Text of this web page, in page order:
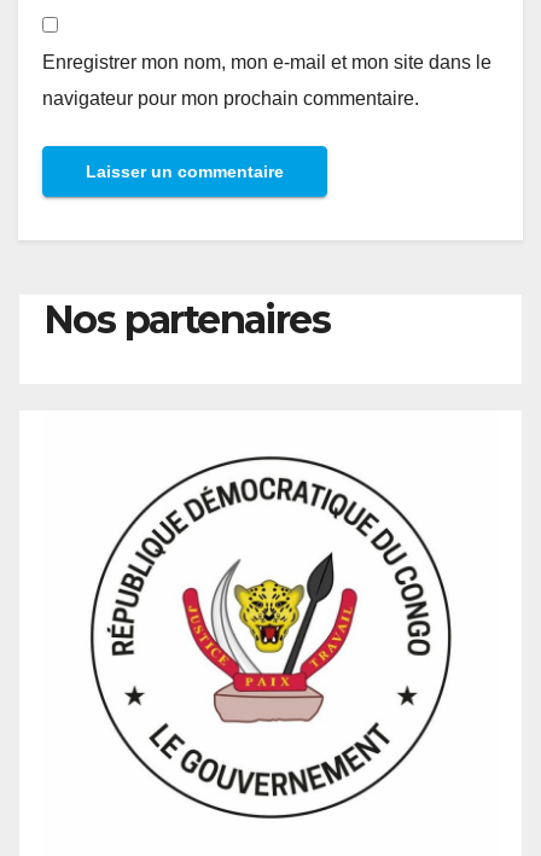
Enregistrer mon nom, mon e-mail et mon site dans le
navigateur pour mon prochain commentaire.
Nos partenaires